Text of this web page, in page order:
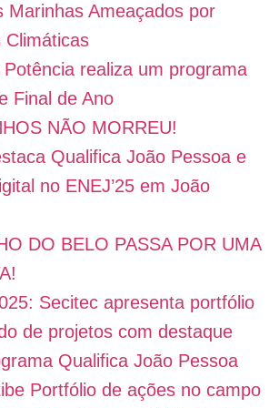
Marinhas Ameaçados por
Climáticas
Potência realiza um programa
Final de Ano
NÃO MORREU!
Qualifica João Pessoa e
no ENEJ’25 em João
DO BELO PASSA POR UMA
Secitec apresenta portfólio
de projetos com destaque
Qualifica João Pessoa
Portfólio de ações no campo